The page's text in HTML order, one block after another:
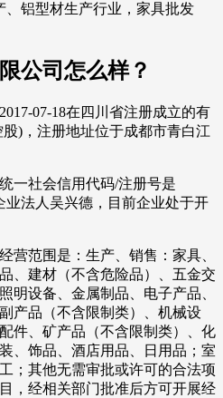
、铝型材生产行业，家具批发
公司怎么样？
07-18在四川省注册成立的有
)，注册地址位于成都市青白江
一社会信用代码/注册号是
业法人吴兴德，目前企业处于开
营范围是：生产、销售：家具、
、建材（不含危险品）、五金交
明设备、金属制品、电子产品、
产品（不含限制类）、机械设
件、矿产品（不含限制类）、化
、饰品、酒店用品、日用品；室
；其他无需审批或许可的合法项
，经相关部门批准后方可开展经